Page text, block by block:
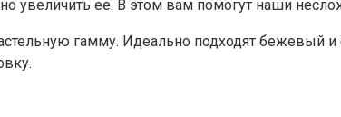
увеличить ее. В этом вам помогут наши
гамму. Идеально подходят бежевый